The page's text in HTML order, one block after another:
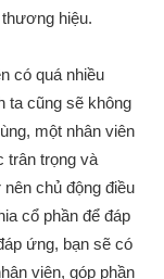
hiệu.
có quá nhiều
ta cũng sẽ không
một nhân viên
trân trọng và
chủ động điều
cổ phần để đáp
ứng, bạn sẽ có
viên, góp phần